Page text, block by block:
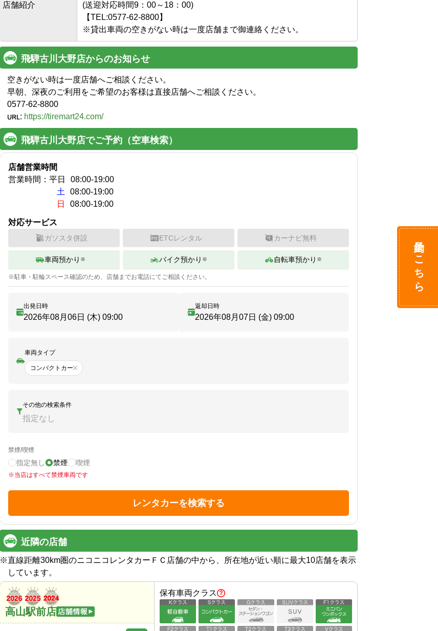
店舗紹介
(送迎対応時間9：00～18：00)
【TEL:0577-62-8800】
※貸出車両の空きがない時は一度店舗まで御連絡ください。
飛騨古川大野店からのお知らせ
空きがない時は一度店舗へご相談ください。
早朝、深夜のご利用をご希望のお客様は直接店舗へご相談ください。
0577-62-8800
: https://tiremart24.com/
飛騨古川大野店でご予約（空車検索）
店舗営業時間
営業時間： 平日 08:00-19:00
土
08:00-19:00
日
08:00-19:00
対応サービス
ガソスタ併設 ETCレンタル カーナビ無料
車両預かり ※ バイク預かり ※ 自転車預かり ※
※駐車・駐輪スペース確認のため、店舗までお電話にてご相談ください。
出発日時
2026年08月06日 (木) 09:00
返却日時
2026年08月07日 (金) 09:00
車両タイプ
コンパクトカー
その他の検索条件
指定なし
禁煙/喫煙
指定無し 禁煙 喫煙
※当店はすべて禁煙車両です
レンタカーを検索する
近隣の店舗
※直線距離30km圏のニコニコレンタカーＦＣ店舗の中から、所在地が近い順に最大10店舗を表示
しています。
高山駅前店
保有車両クラス
予約はこちら